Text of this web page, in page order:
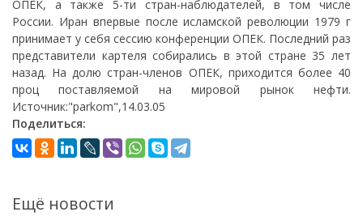
ОПЕК, а также 5-ти стран-наблюдателей, в том числе
России. Иран впервые после исламской революции 1979 г
принимает у себя сессию конференции ОПЕК. Последний раз
представители картеля собирались в этой стране 35 лет
назад. На долю стран-членов ОПЕК, приходится более 40
проц поставляемой на мировой рынок нефти.
Источник:"parkom",14.03.05
Поделиться:
Ещё новости